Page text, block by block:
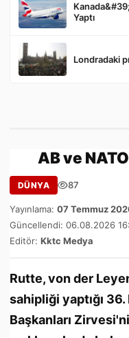
Yaptı
Londradaki
AB ve
DÜNYA 87
Yayınlama: 07 Temmuz
Güncellendi: 06.08.2026
Editör: Kktc Medya
Rutte, von der
sahipliği yaptığı
Başkanları